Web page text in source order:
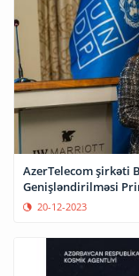
AzerTelecom şirkəti
20-12-2023